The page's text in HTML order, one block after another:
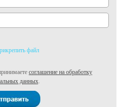
файл
соглашение на обработку
данных.